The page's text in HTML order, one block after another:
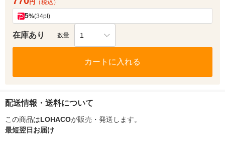
円 （税込）
5%(34pt)
在庫あり 数量 1
カートに入れる
配送情報・送料について
この商品はLOHACOが販売・発送します。
最短翌日お届け